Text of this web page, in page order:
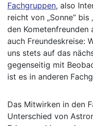
Fachgruppen, also
reicht von „Sonne“ bis
den Kometenfreunden
auch Freundeskreise:
uns stets auf das
gegenseitig mit
ist es in anderen
Das Mitwirken in den
Unterschied von